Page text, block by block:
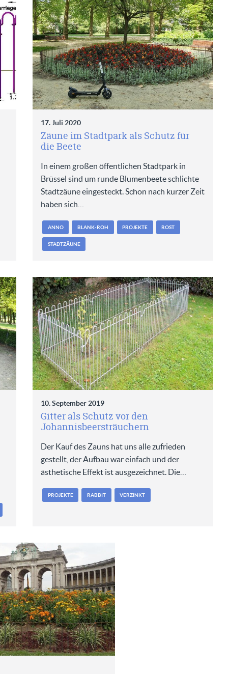
17. Juli 2020
Zäune im Stadtpark als Schutz für
die Beete
In einem großen öffentlichen Stadtpark in
Brüssel sind um runde Blumenbeete schlichte
Stadtzäune eingesteckt. Schon nach kurzer Zeit
haben sich…
ANNO BLANK-ROH PROJEKTE ROST
STADTZÄUNE
10. September 2019
Gitter als Schutz vor den
Johannisbeersträuchern
Der Kauf des Zauns hat uns alle zufrieden
gestellt, der Aufbau war einfach und der
ästhetische Effekt ist ausgezeichnet. Die…
PROJEKTE RABBIT VERZINKT